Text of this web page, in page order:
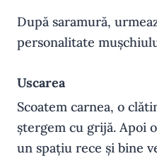
După saramură,
personalitate
Uscarea
Scoatem carnea, o
ștergem cu grijă. Apoi
un spațiu rece și bine